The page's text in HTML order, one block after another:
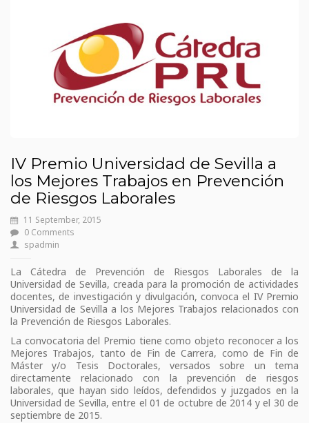
IV Premio Universidad de Sevilla a
los Mejores Trabajos en Prevención
de Riesgos Laborales
11 September, 2015
0 Comments
spadmin
La Cátedra de Prevención de Riesgos Laborales de la
Universidad de Sevilla, creada para la promoción de actividades
docentes, de investigación y divulgación, convoca el IV Premio
Universidad de Sevilla a los Mejores Trabajos relacionados con
la Prevención de Riesgos Laborales.
La convocatoria del Premio tiene como objeto reconocer a los
Mejores Trabajos, tanto de Fin de Carrera, como de Fin de
Máster y/o Tesis Doctorales, versados sobre un tema
directamente relacionado con la prevención de riesgos
laborales, que hayan sido leídos, defendidos y juzgados en la
Universidad de Sevilla, entre el 01 de octubre de 2014 y el 30 de
septiembre de 2015.